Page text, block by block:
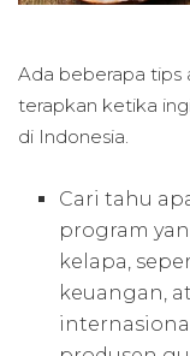
Ada beberapa tips
terapkan ketika
di Indonesia.
Cari tahu
program
kelapa,
keuangan,